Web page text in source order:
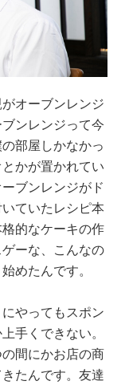
オーブンレンジ
ンレンジって今
部屋しかなかっ
かが置かれてい
ブンレンジがド
ていたレシピ本
的なケーキの作
ーな、こんなの
めたんです。
やってもスポン
手くできない。
間にかお店の商
たんです。友達